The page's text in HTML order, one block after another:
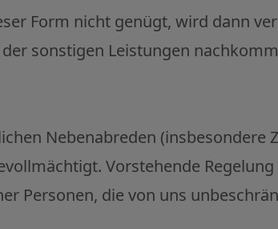
Form nicht genügt, wird dann
sonstigen Leistungen
Nebenabreden (insbesondere
Vorstehende
Personen, die von uns